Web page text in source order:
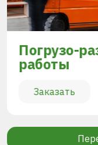
Погрузо-
работы
Заказать